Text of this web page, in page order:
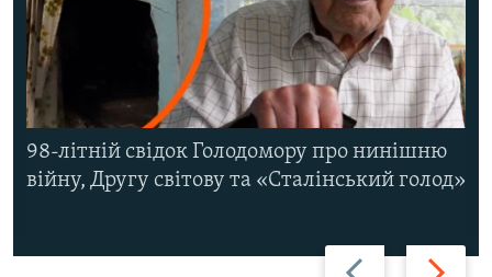
Назад Вперед
98-літній свідок Голодомору про нинішню
війну, Другу світову та «Сталінський голод»